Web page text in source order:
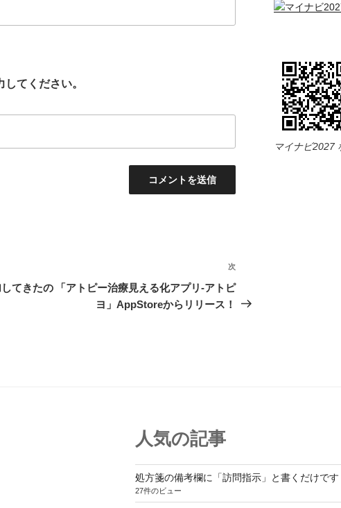
してください。
てきたの
次
の
投
次
「アトピー治療見える化アプリ-アトピ
ヨ」AppStoreからリリース！
マイナビ2027
人気の記事
処方箋の備考欄に「訪問指示」と書くだけです
27件のビュー